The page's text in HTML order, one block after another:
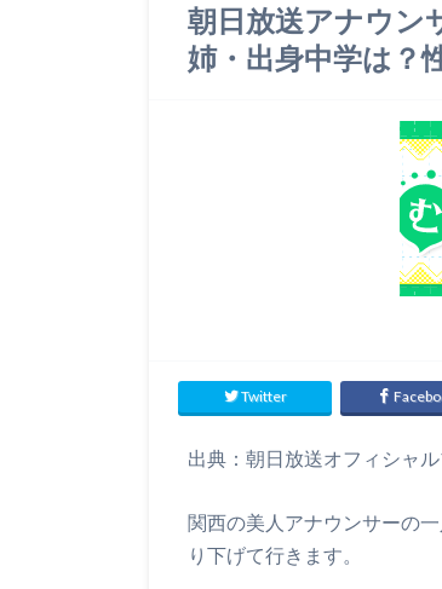
朝日放送アナウン
姉・出身中学は？
Twitter
出典：朝日放送オフィシャ
関西の美人アナウンサーの
り下げて行きます。